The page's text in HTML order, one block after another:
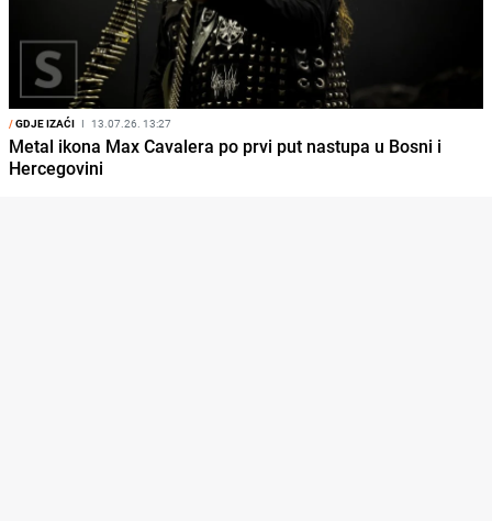
/GDJE IZAĆI I 13.07.26. 13:27
Metal ikona Max Cavalera po prvi put nastupa u Bosni i
Hercegovini